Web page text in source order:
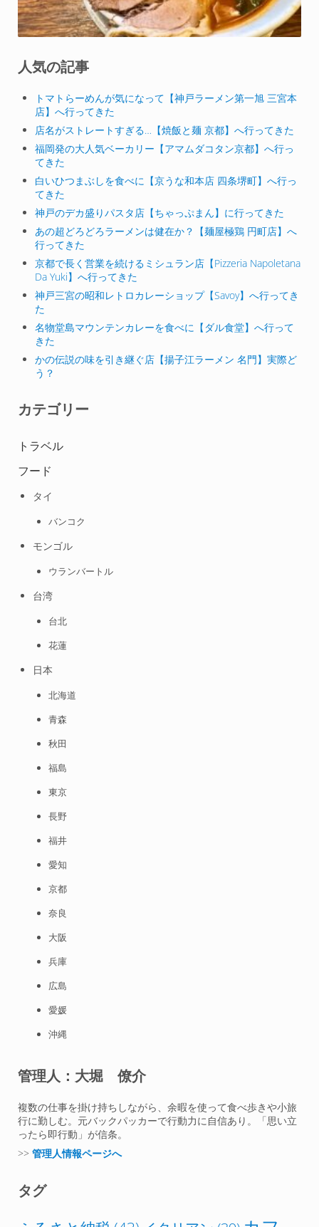
人気の記事
トマトらーめんが気になって【神戸ラーメン第一旭 三宮本
店】へ行ってきた
店名がストレートすぎる…【焼飯と麺 京都】へ行ってきた
福岡発の大人気ベーカリー【アマムダコタン京都】へ行っ
てきた
白いひつまぶしを食べに【京うな和本店 四条堺町】へ行っ
てきた
神戸のデカ盛りパスタ店【ちゃっぷまん】に行ってきた
あの超どろどろラーメンは健在か？【麺屋極鶏 円町店】へ
行ってきた
京都で長く営業を続けるミシュラン店【Pizzeria Napoletana
Da Yuki】へ行ってきた
神戸三宮の昭和レトロカレーショップ【Savoy】へ行ってき
た
名物堂島マウンテンカレーを食べに【ダル食堂】へ行って
きた
かの伝説の味を引き継ぐ店【揚子江ラーメン 名門】実際ど
う？
カテゴリー
トラベル
フード
タイ
バンコク
モンゴル
ウランバートル
台湾
台北
花蓮
日本
北海道
青森
秋田
福島
東京
長野
福井
愛知
京都
奈良
大阪
兵庫
広島
愛媛
沖縄
管理人：大堀 僚介
複数の仕事を掛け持ちしながら、余暇を使って食べ歩きや小旅
行に勤しむ。元バックパッカーで行動力に自信あり。「思い立
ったら即行動」が信条。
>> 管理人情報ページへ
タグ